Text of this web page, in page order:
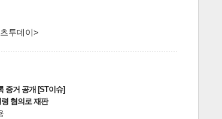
투데이>
증거 공개 [ST이슈]
혐의로 재판